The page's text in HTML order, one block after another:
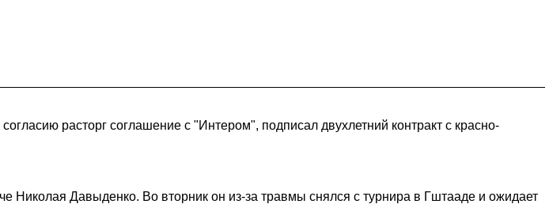
расторг соглашение с "Интером", подписал двухлетний контракт с красно-
Николая Давыденко. Во вторник он из-за травмы снялся с турнира в Гштааде и ожидает